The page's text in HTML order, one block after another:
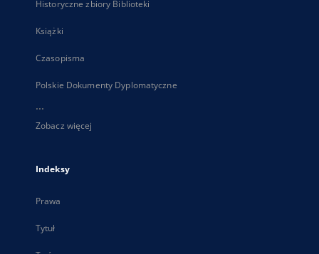
Historyczne zbiory Biblioteki
Książki
Czasopisma
Polskie Dokumenty Dyplomatyczne
...
Zobacz więcej
Indeksy
Prawa
Tytuł